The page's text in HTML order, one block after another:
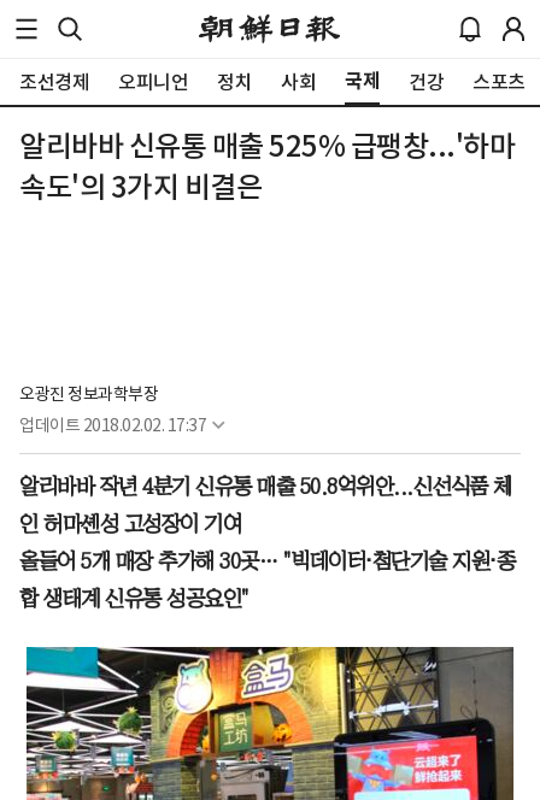
조선경제 오피니언 정치 사회 국제 건강 스포츠
알리바바 신유통 매출 525% 급팽창...'하마
속도'의 3가지 비결은
오광진 정보과학부장
업데이트 2018.02.02. 17:37
알리바바 작년 4분기 신유통 매출 50.8억위안...신선식품 체
인 허마셴성 고성장이 기여
올들어 5개 매장 추가해 30곳… "빅데이터⋅첨단기술 지원⋅종
합 생태계 신유통 성공요인"